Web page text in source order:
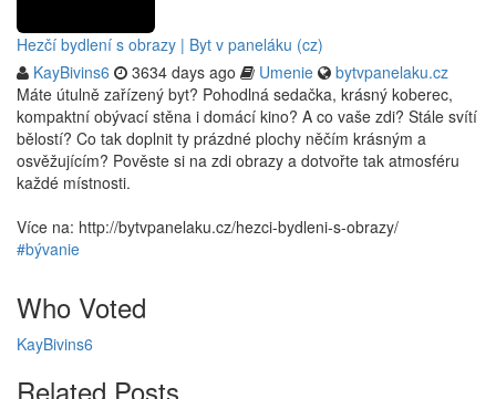
Hezčí bydlení s obrazy | Byt v paneláku (cz)
KayBivins6
3634 days ago Umenie
bytvpanelaku.cz
Máte útulně zařízený byt? Pohodlná sedačka, krásný koberec,
kompaktní obývací stěna i domácí kino? A co vaše zdi? Stále svítí
bělostí? Co tak doplnit ty prázdné plochy něčím krásným a
osvěžujícím? Pověste si na zdi obrazy a dotvořte tak atmosféru
každé místnosti.
Více na: http://bytvpanelaku.cz/hezci-bydleni-s-obrazy/
#bývanie
Who Voted
KayBivins6
Related Posts